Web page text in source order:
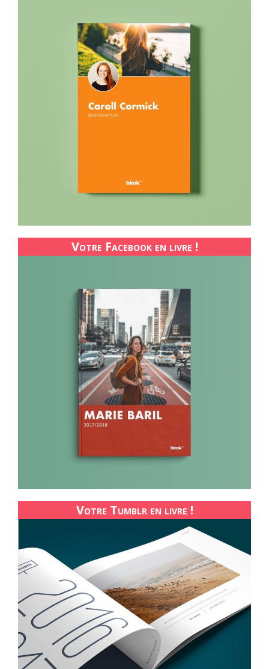
Votre Facebook en livre !
Votre Tumblr en livre !